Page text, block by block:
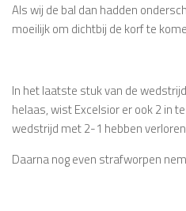
Als wij de bal dan hadden
moeilijk om dichtbij de korf te
In het laatste stuk van de
helaas, wist Excelsior er ook 2 in
wedstrijd met 2-1 hebben
Daarna nog even strafworpen